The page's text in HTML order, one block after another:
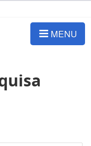
MENU